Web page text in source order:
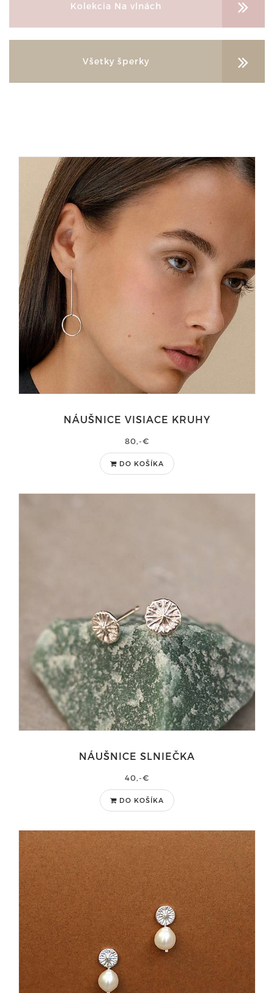
Kolekcia Na vlnách
Všetky šperky
NÁUŠNICE VISIACE KRUHY
80,-€
DO KOŠÍKA
NÁUŠNICE SLNIEČKA
40,-€
DO KOŠÍKA